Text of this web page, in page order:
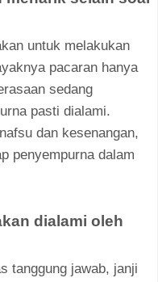
untuk melakukan
pacaran hanya
sedang
pasti dialami.
dan kesenangan,
penyempurna dalam
dialami oleh
tanggung jawab, janji